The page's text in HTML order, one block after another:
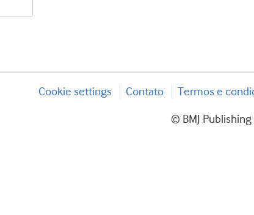
Cookie settings Contato Termos e
© BMJ